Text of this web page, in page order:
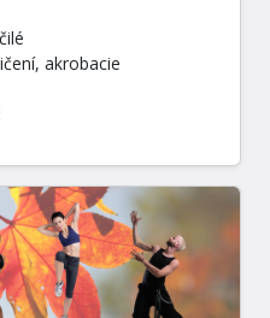
akrobacie